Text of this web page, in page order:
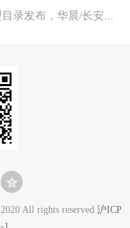
上一篇：北京2018年首批环保车型目录发布，华晨/长安等12款电动车型入选
All rights reserved 沪ICP